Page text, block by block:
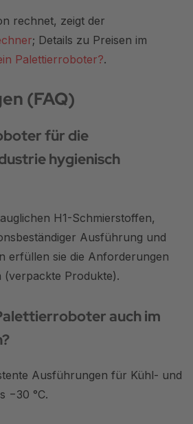
rechnet, zeigt der
; Details zu Preisen im
Palettierroboter?.
(FAQ)
für die
hygienisch
H1-Schmierstoffen,
Ausführung und
erfüllen sie die Anforderungen
(verpackte Produkte).
auch im
Ausführungen für Kühl- und
−30 °C.